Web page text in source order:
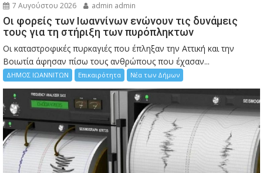
7 Αυγούστου 2026 admin admin
Οι φορείς των Ιωαννίνων ενώνουν τις δυνάμεις
τους για τη στήριξη των πυρόπληκτων
Οι καταστροφικές πυρκαγιές που έπληξαν την Αττική και την
Bοιωτία άφησαν πίσω τους ανθρώπους που έχασαν...
ΔΗΜΟΣ ΙΩΑΝΝΙΤΩΝ Επικαιρότητα Νέα των Δήμων